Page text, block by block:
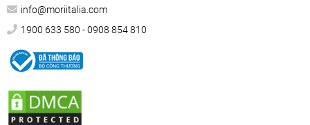
info@moriitalia.com
1900 633 580 - 0908 854 810